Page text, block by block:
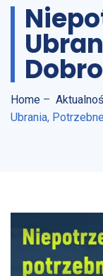
Dobro
Home –
Ubrania,